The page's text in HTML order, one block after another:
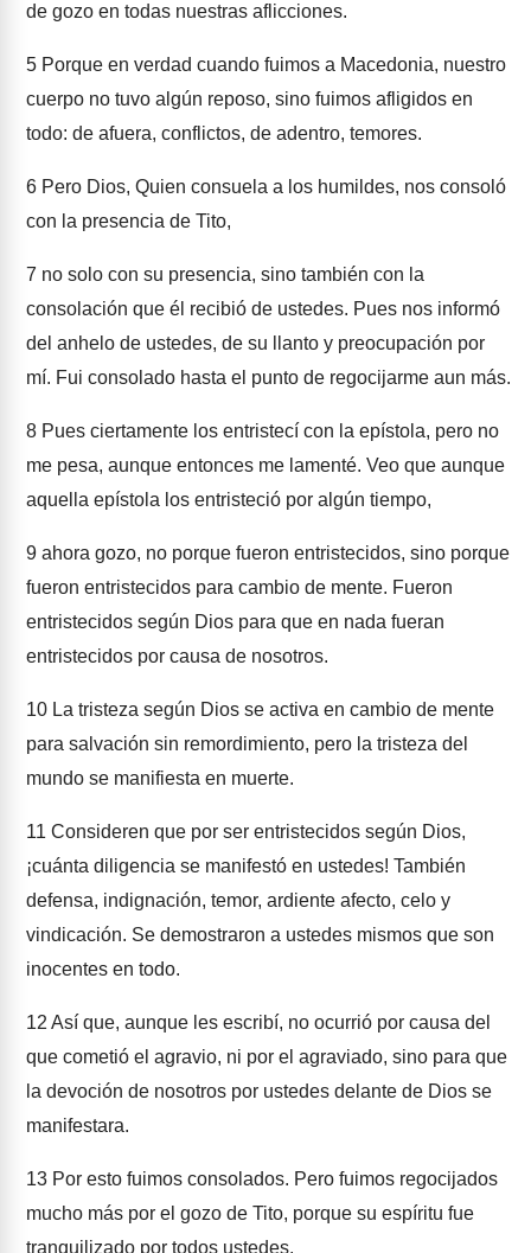
de gozo en todas nuestras aflicciones.
5 Porque en verdad cuando fuimos a Macedonia, nuestro
cuerpo no tuvo algún reposo, sino fuimos afligidos en
todo: de afuera, conflictos, de adentro, temores.
6 Pero Dios, Quien consuela a los humildes, nos consoló
con la presencia de Tito,
7 no solo con su presencia, sino también con la
consolación que él recibió de ustedes. Pues nos informó
del anhelo de ustedes, de su llanto y preocupación por
mí. Fui consolado hasta el punto de regocijarme aun más.
8 Pues ciertamente los entristecí con la epístola, pero no
me pesa, aunque entonces me lamenté. Veo que aunque
aquella epístola los entristeció por algún tiempo,
9 ahora gozo, no porque fueron entristecidos, sino porque
fueron entristecidos para cambio de mente. Fueron
entristecidos según Dios para que en nada fueran
entristecidos por causa de nosotros.
10 La tristeza según Dios se activa en cambio de mente
para salvación sin remordimiento, pero la tristeza del
mundo se manifiesta en muerte.
11 Consideren que por ser entristecidos según Dios,
¡cuánta diligencia se manifestó en ustedes! También
defensa, indignación, temor, ardiente afecto, celo y
vindicación. Se demostraron a ustedes mismos que son
inocentes en todo.
12 Así que, aunque les escribí, no ocurrió por causa del
que cometió el agravio, ni por el agraviado, sino para que
la devoción de nosotros por ustedes delante de Dios se
manifestara.
13 Por esto fuimos consolados. Pero fuimos regocijados
mucho más por el gozo de Tito, porque su espíritu fue
tranquilizado por todos ustedes.